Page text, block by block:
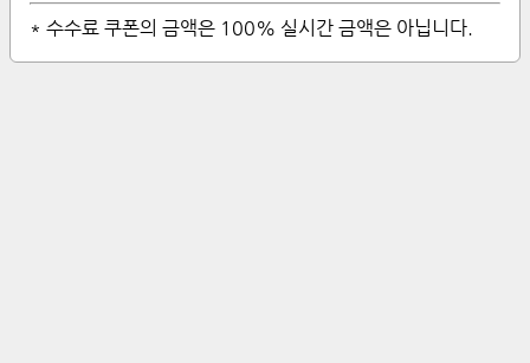
* 수수료 쿠폰의 금액은 100% 실시간 금액은 아닙니다.